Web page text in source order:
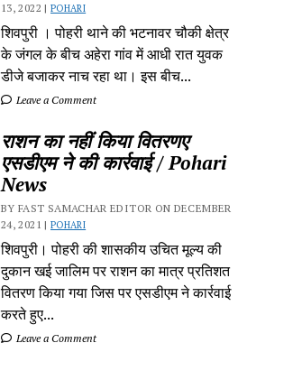
13, 2022 | POHARI
शिवपुरी‎ । पोहरी थाने की भटनावर चौकी क्षेत्र‎
के जंगल के बीच अहेरा गांव में‎ आधी रात युवक
डीजे बजाकर‎ नाच रहा था। इस बीच...
Leave a Comment
राशन का नहीं किया वितरणए
एसडीएम ने की कार्रवाई / Pohari
News
BY FAST SAMACHAR EDITOR ON DECEMBER
24, 2021 | POHARI
शिवपुरी। पोहरी की शासकीय उचित मूल्य की
दुकान खई जालिम पर राशन का मात्र प्रतिशत
वितरण किया गया जिस पर एसडीएम ने कार्रवाई
करते हुए...
Leave a Comment